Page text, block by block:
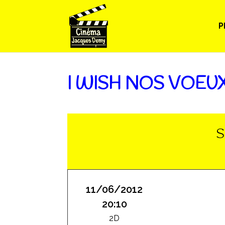
I WISH NOS
11/06/2012
20:10
2D